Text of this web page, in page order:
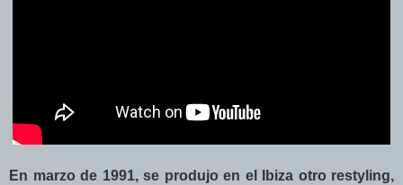
En marzo de 1991, se produjo en el Ibiza otro restyling,